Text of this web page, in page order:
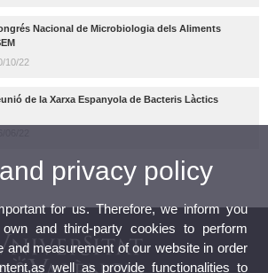
Nacional de Microbiologia dels Aliments
10/22
de la Xarxa Espanyola de Bacteris Làctics
privacy policy
for us. Therefore, we inform you
and third-party cookies to perform
and measurement of our website in order
well as provide functionalities to